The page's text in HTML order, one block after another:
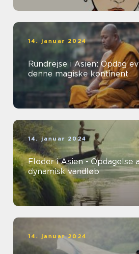
14. januar 2024
Rundrejse i Asien: Opdag
denne magiske kontinent
14. januar 2024
Floder i Asien - Opdagelse
dynamisk vandløb
14. januar 2024